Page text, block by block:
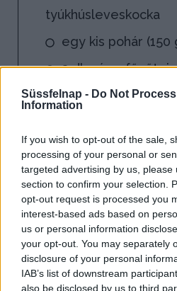
Süssfelnap - Do Not
Information
If you wish to opt-out of the sale,
processing of your personal or
targeted advertising by us, please
section to confirm your selection.
opt-out request is processed you
interest-based ads based on
us or personal information
your opt-out. You may separately
disclosure of your personal
IAB’s list of downstream
also be disclosed by us to third
tyúkhúsleveskocka
egy kis pohár
2 dl zsíros
2 csapott evőkanál
fél citrom leve